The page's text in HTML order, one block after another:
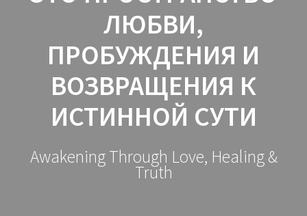
ЛЮБВИ,
ПРОБУЖДЕНИЯ И
ВОЗВРАЩЕНИЯ К
ИСТИННОЙ СУТИ
Awakening Through Love, Healing &
Truth